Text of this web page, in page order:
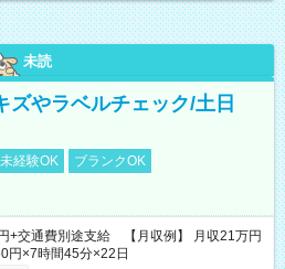
未読
ズやラベルチェック/土日
経験OK
ブランクOK
+交通費別途支給 【月収例】 月収21万円
×7時間45分×22日